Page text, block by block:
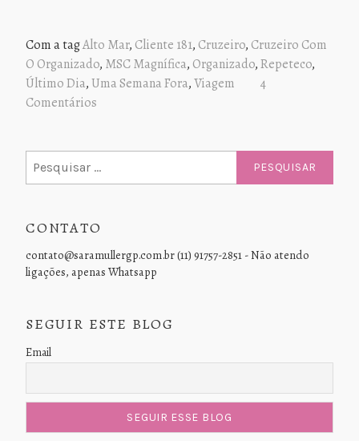
Com a tagAlto Mar, Cliente 181, Cruzeiro, Cruzeiro Com
O Organizado, MSC Magnífica, Organizado,Repeteco,
Último Dia,Uma Semana Fora,Viagem
4
Comentários
por:
CONTATO
contato@saramullergp.com.br (11) 91757-2851 - Não atendo
ligações, apenas Whatsapp
SEGUIR ESTE BLOG
Email